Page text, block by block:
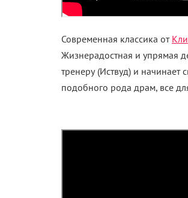
Современная классика от
Жизнерадостная и упрямая
тренеру (Иствуд) и начинает
подобного рода драм, все